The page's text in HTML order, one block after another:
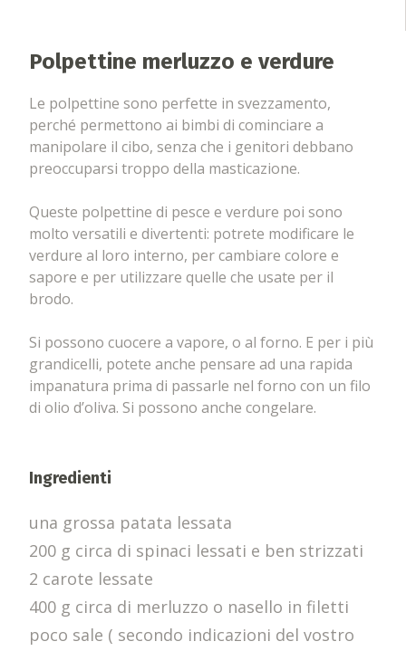
Polpettine merluzzo e verdure
Le polpettine sono perfette in svezzamento,
perché permettono ai bimbi di cominciare a
manipolare il cibo, senza che i genitori debbano
preoccuparsi troppo della masticazione.
Queste polpettine di pesce e verdure poi sono
molto versatili e divertenti: potrete modificare le
verdure al loro interno, per cambiare colore e
sapore e per utilizzare quelle che usate per il
brodo.
Si possono cuocere a vapore, o al forno. E per i più
grandicelli, potete anche pensare ad una rapida
impanatura prima di passarle nel forno con un filo
di olio d’oliva. Si possono anche congelare.
Ingredienti
una grossa patata lessata
200 g circa di spinaci lessati e ben strizzati
2 carote lessate
400 g circa di merluzzo o nasello in filetti
poco sale ( secondo indicazioni del vostro